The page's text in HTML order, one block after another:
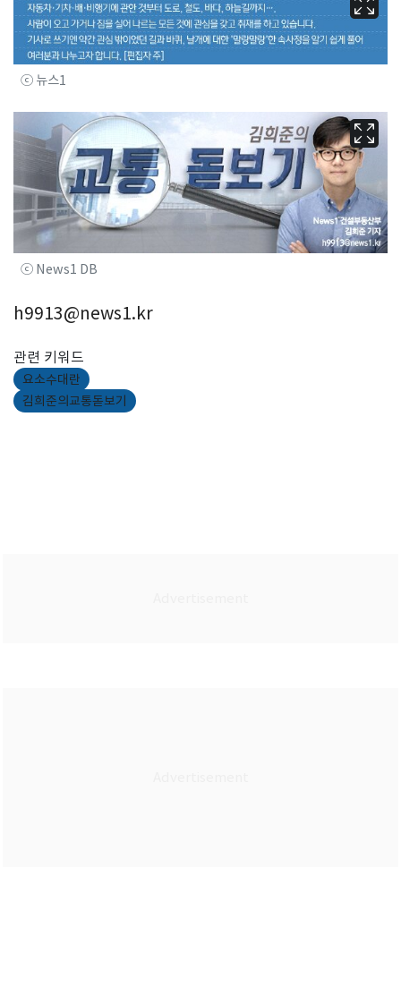
ⓒ 뉴스1
ⓒ News1 DB
h9913@news1.kr
관련 키워드
요소수대란
김희준의교통돋보기